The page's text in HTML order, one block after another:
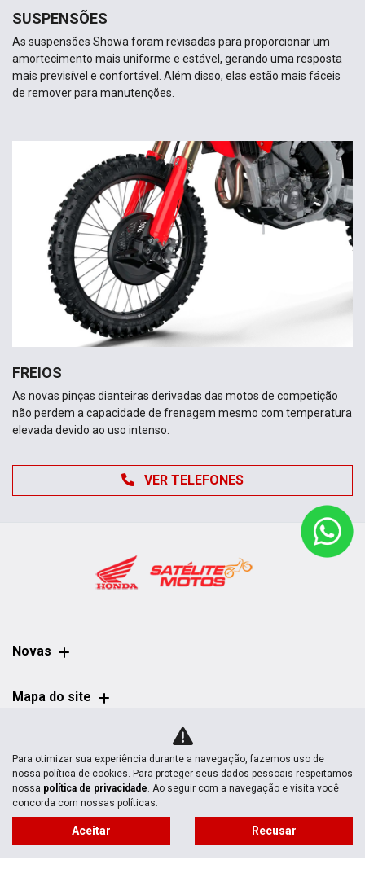
SUSPENSÕES
As suspensões Showa foram revisadas para proporcionar um
amortecimento mais uniforme e estável, gerando uma resposta
mais previsível e confortável. Além disso, elas estão mais fáceis
de remover para manutenções.
FREIOS
As novas pinças dianteiras derivadas das motos de competição
não perdem a capacidade de frenagem mesmo com temperatura
elevada devido ao uso intenso.
VER TELEFONES
Novas
Mapa do site
No trânsito, enxergar o outro salva vidas.
Para otimizar sua experiência durante a navegação, fazemos uso de
nossa política de cookies. Para proteger seus dados pessoais respeitamos
nossa política de privacidade. Ao seguir com a navegação e visita você
concorda com nossas políticas.
Aceitar Recusar